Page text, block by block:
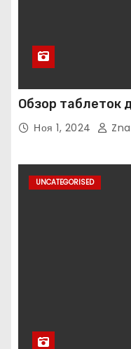
Обзор таблеток
Ноя 1, 2024
UNCATEGORISED